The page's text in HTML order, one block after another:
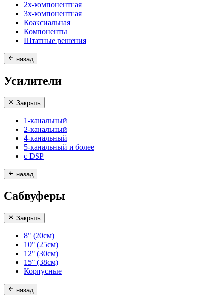
2х-компонентная
3х-компонентная
Коаксиальная
Компоненты
Штатные решения
назад
Усилители
Закрыть
1-канальный
2-канальный
4-канальный
5-канальный и более
с DSP
назад
Сабвуферы
Закрыть
8" (20см)
10" (25см)
12" (30см)
15" (38см)
Корпусные
назад